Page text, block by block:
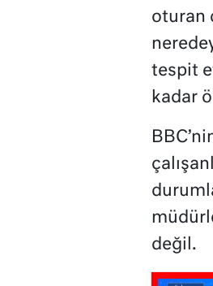
oturan
tespit
kadar
değil.